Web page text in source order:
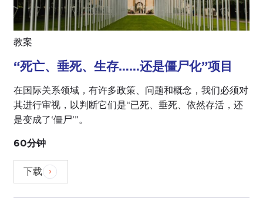
教案
“死亡、垂死、生存……还是僵尸化”项目
在国际关系领域，有许多政策、问题和概念，我们必须对
其进行审视，以判断它们是“已死、垂死、依然存活，还
是变成了‘僵尸’”。
60分钟
下载